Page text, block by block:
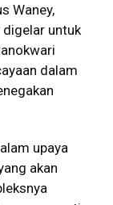
Waney,
untuk
dalam
upaya
akan